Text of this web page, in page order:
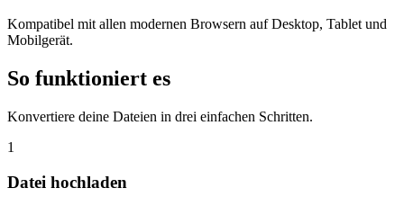
Kompatibel mit allen modernen Browsern auf Desktop, Tablet und
Mobilgerät.
So funktioniert es
Konvertiere deine Dateien in drei einfachen Schritten.
1
Datei hochladen